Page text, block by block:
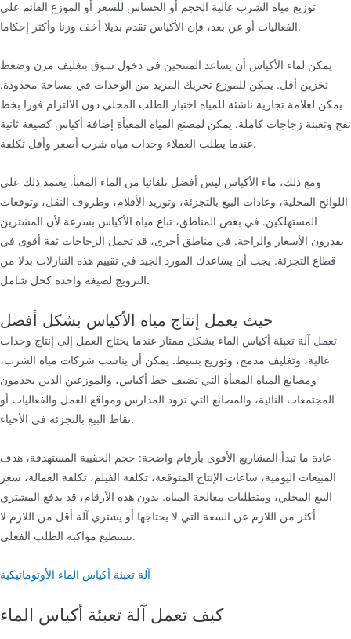
توزيع مياه الشرب عالية الحجم أو الحساس للسعر أو الموزع القائم على
الفعاليات أو عن بعد، فإن الأكياس تقدم بديلا أخف وزنا وأكثر إحكاما.
يمكن لماء الأكياس أن يساعد المنتجين في دخول سوق بتغليف مرن وضغط
تخزين أقل. يمكن للموزع تحريك المزيد من الوحدات في مساحة محدودة.
يمكن لعلامة تجارية ناشئة للمياه اختبار الطلب المحلي دون الالتزام فورا بخط
نفخ وتعبئة زجاجات كاملة. يمكن لمصنع المياه المعبأة إضافة أكياس كصيغة ثانية
عندما يطلب العملاء وحدات مياه شرب أصغر وأقل تكلفة.
ومع ذلك، ماء الأكياس ليس أفضل تلقائيا من الماء المعبأ. يعتمد ذلك على
اللوائح المحلية، وعادات البيع بالتجزئة، وتوريد الأفلام، وظروف النقل، وتوقعات
المستهلكين. في بعض المناطق، تباع مياه الأكياس بسرعة لأن المشترين
يقدرون الأسعار والراحة. في مناطق أخرى، قد تحمل الزجاجات ثقة أقوى في
قطاع التجزئة. يجب أن يساعدك المورد الجيد في تقييم هذه التنازلات بدلا من
الترويج لصيغة واحدة كحل شامل.
حيث يعمل إنتاج مياه الأكياس بشكل أفضل
تعمل آلة تعبئة أكياس الماء بشكل ممتاز عندما يحتاج العمل إلى إنتاج وحدات
عالية، وتغليف مدمج، وتوزيع بسيط. يمكن أن يناسب شركات مياه الشرب،
ومصانع المياه المعبأة التي تضيف خط أكياس، والموزعين الذين يخدمون
المجتمعات النائية، والمصانع التي تزود المدارس ومواقع العمل والفعاليات أو
نقاط البيع بالتجزئة في الأحياء.
عادة ما تبدأ المشاريع الأقوى بأرقام واضحة: حجم الحقيبة المستهدفة، هدف
المبيعات اليومية، ساعات الإنتاج المتوقعة، تكلفة الفيلم، تكلفة العمالة، سعر
البيع المحلي، ومتطلبات معالجة المياه. بدون هذه الأرقام، قد يدفع المشتري
أكثر من اللازم عن السعة التي لا يحتاجها أو يشتري آلة أقل من اللازم لا
تستطيع مواكبة الطلب الفعلي.
آلة تعبئة أكياس الماء الأوتوماتيكية
كيف تعمل آلة تعبئة أكياس الماء